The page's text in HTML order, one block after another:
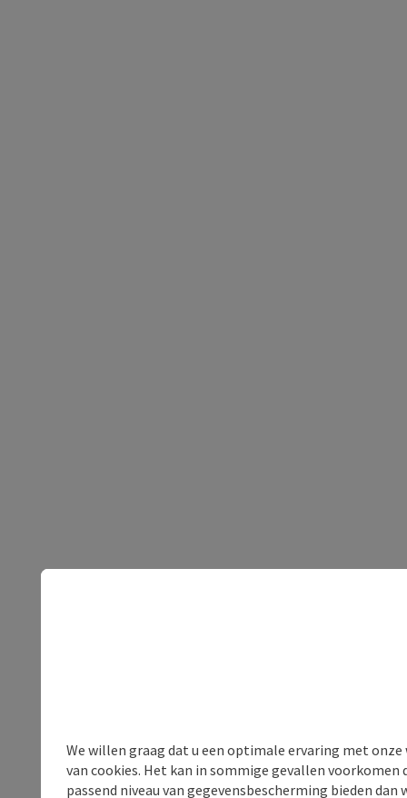
We willen graag dat u een optimale ervaring met
van cookies. Het kan in sommige gevallen voorkomen
passend niveau van gegevensbescherming bieden